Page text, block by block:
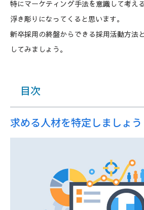
特にマーケティング手法を意識して考
浮き彫りになってくると思います。
新卒採用の終盤からできる採用活動方法
してみましょう。
目次
求める人材を特定しましょう